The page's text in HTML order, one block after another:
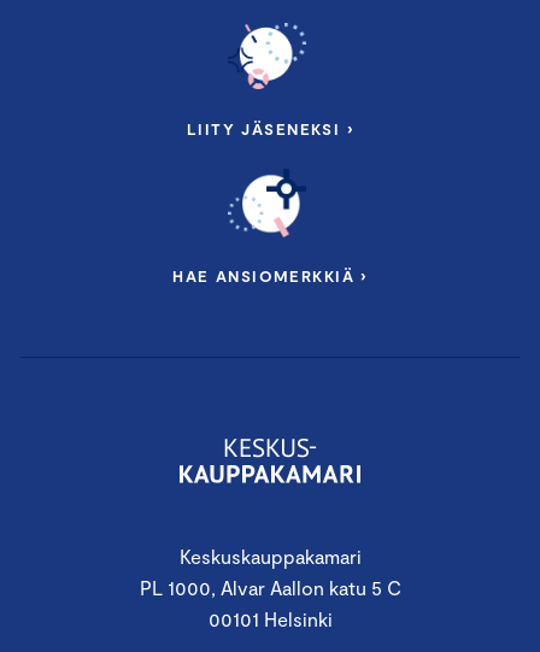
Keskuskauppakamari
PL 1000, Alvar Aallon katu 5 C
00101 Helsinki
LIITY JÄSENEKSI ›
HAE ANSIOMERKKIÄ ›